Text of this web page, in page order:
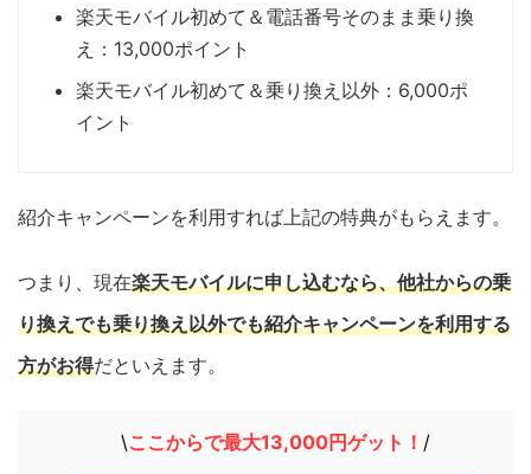
楽天モバイル初めて＆電話番号そのまま乗り換
え：13,000ポイント
楽天モバイル初めて＆乗り換え以外：6,000ポ
イント
紹介キャンペーンを利用すれば上記の特典がもらえます。
つまり、現在楽天モバイルに申し込むなら、他社からの乗
り換えでも乗り換え以外でも紹介キャンペーンを利用する
方がお得だといえます。
\ここからで最大13,000円ゲット！ /